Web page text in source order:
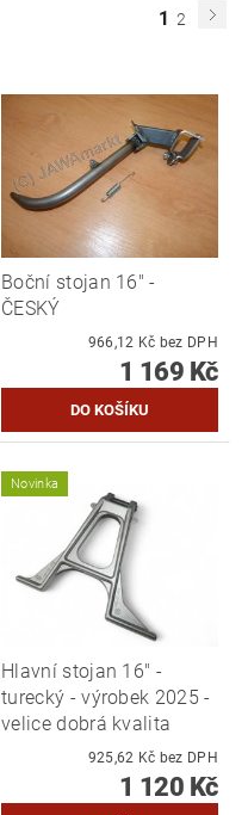
1 2
Boční stojan 16" -
ČESKÝ
966,12 Kč bez DPH
1 169 Kč
Novinka
Hlavní stojan 16" -
turecký - výrobek 2025 -
velice dobrá kvalita
925,62 Kč bez DPH
1 120 Kč